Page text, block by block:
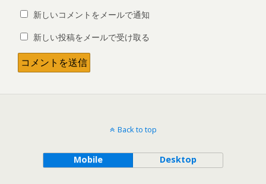
新しいコメントをメールで通知
新しい投稿をメールで受け取る
Back to top
Mobile Desktop